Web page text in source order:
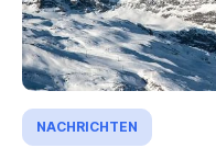
NACHRICHTEN